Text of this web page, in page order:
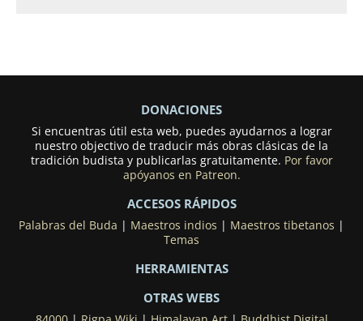
DONACIONES
Si encuentras útil esta web, puedes ayudarnos a lograr
nuestro objectivo de traducir más obras clásicas de la
tradición budista y publicarlas gratuitamente. Por favor
apóyanos en Patreon.
ACCESOS RÁPIDOS
Palabras del Buda | Maestros indios | Maestros tibetanos |
Temas
HERRAMIENTAS
OTRAS WEBS